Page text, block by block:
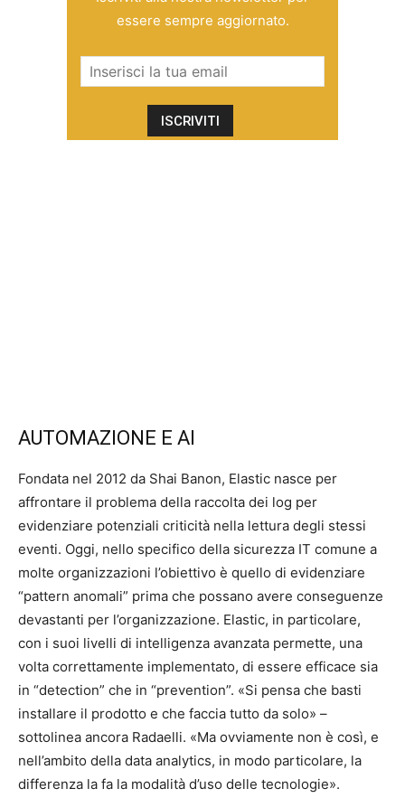
essere sempre aggiornato.
AUTOMAZIONE E AI
Fondata nel 2012 da Shai Banon, Elastic nasce per
affrontare il problema della raccolta dei log per
evidenziare potenziali criticità nella lettura degli stessi
eventi. Oggi, nello specifico della sicurezza IT comune a
molte organizzazioni l’obiettivo è quello di evidenziare
“pattern anomali” prima che possano avere conseguenze
devastanti per l’organizzazione. Elastic, in particolare,
con i suoi livelli di intelligenza avanzata permette, una
volta correttamente implementato, di essere efficace sia
in “detection” che in “prevention”. «Si pensa che basti
installare il prodotto e che faccia tutto da solo» –
sottolinea ancora Radaelli. «Ma ovviamente non è così, e
nell’ambito della data analytics, in modo particolare, la
differenza la fa la modalità d’uso delle tecnologie».